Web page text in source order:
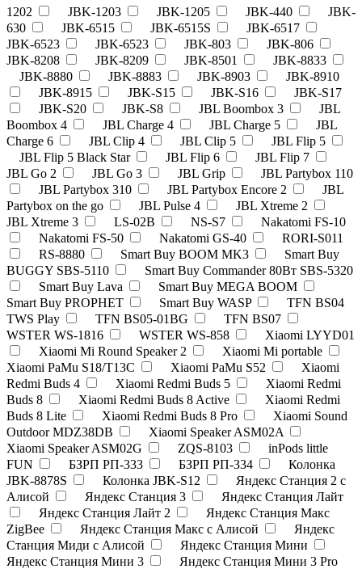
1202
JBK-1203 JBK-1205 JBK-440
JBK-
630
JBK-6515 JBK-6515S
JBK-6517
JBK-6523
JBK-6523 JBK-803
JBK-806
JBK-8208
JBK-8209 JBK-8501
JBK-8833
JBK-8880
JBK-8883 JBK-8903
JBK-8910
JBK-8915
JBK-S15 JBK-S16
JBK-S17
JBK-S20
JBK-S8 JBL Boombox 3
JBL
Boombox 4
JBL Charge 4 JBL Charge 5
JBL
Charge 6
JBL Clip 4 JBL Clip 5
JBL Flip 5
JBL Flip 5 Black Star
JBL Flip 6
JBL Flip 7
JBL Go 2
JBL Go 3 JBL Grip
JBL Partybox 110
JBL Partybox 310
JBL Partybox Encore 2
JBL
Partybox on the go
JBL Pulse 4
JBL Xtreme 2
JBL Xtreme 3
LS-02B NS-S7
Nakatomi FS-10
Nakatomi FS-50
Nakatomi GS-40
RORI-S011
RS-8880
Smart Buy BOOM MK3
Smart Buy
BUGGY SBS-5110
Smart Buy Commander 80Вт SBS-5320
Smart Buy Lava
Smart Buy MEGA BOOM
Smart Buy PROPHET
Smart Buy WASP
TFN BS04
TWS Play
TFN BS05-01BG
TFN BS07
WSTER WS-1816
WSTER WS-858
Xiaomi LYYD01
Xiaomi Mi Round Speaker 2
Xiaomi Mi portable
Xiaomi PaMu S18/T13C
Xiaomi PaMu S52
Xiaomi
Redmi Buds 4
Xiaomi Redmi Buds 5
Xiaomi Redmi
Buds 8
Xiaomi Redmi Buds 8 Active
Xiaomi Redmi
Buds 8 Lite
Xiaomi Redmi Buds 8 Pro
Xiaomi Sound
Outdoor MDZ38DB
Xiaomi Speaker ASM02A
Xiaomi Speaker ASM02G
ZQS-8103
inPods little
FUN
БЗРП РП-333 БЗРП РП-334
Колонка
JBK-8878S
Колонка JBK-S12
Яндекс Станция 2 с
Алисой
Яндекс Станция 3
Яндекс Станция Лайт
Яндекс Станция Лайт 2
Яндекс Станция Макс
ZigBee
Яндекс Станция Макс с Алисой
Яндекс
Станция Миди с Алисой
Яндекс Станция Мини
Яндекс Станция Мини 3
Яндекс Станция Мини 3 Pro